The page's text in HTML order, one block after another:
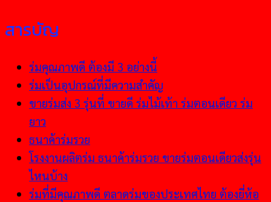
สารบัญ
ร่มคุณภาพดี ต้องมี 3 อย่างนี้
ร่มเป็นอุปกรณ์ที่มีความสำคัญ
ขายร่มส่ง 3 รุ่นที่ ขายดี ร่มไม้เท้า ร่มตอนเดียว ร่ม
ยาว
ธนาค้าร่มรวย
โรงงานผลิตร่ม ธนาค้าร่มรวย ขายร่มตอนเดียวส่งรุ่น
ไหนบ้าง
ร่มที่มีคุณภาพดี ตลาดร่มของประเทศไทย ต้องยี่ห้อ